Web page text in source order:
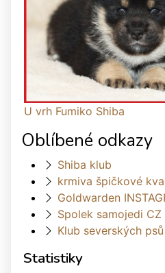
U vrh Fumiko Shiba
Oblíbené odkazy
Shiba klub
krmiva špičkové
Goldwarden
Spolek samojedi CZ
Klub severských psů
Statistiky